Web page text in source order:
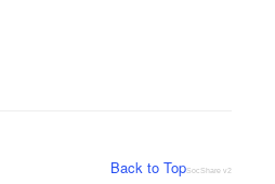
SocShare v2
Back to Top